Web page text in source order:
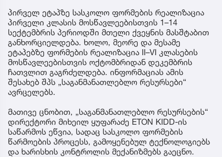
პირველ ეტაპზე სასკოლო ფორმების რეალიზაცია
პირველი კლასის მოსწავლეებისთვის 1–14
სექტემბრის პერიოდში მთელი ქვეყნის მასშტაბით
განხორციელდება. ხოლო, მეორე და მესამე
ეტაპებზე ფორმების რეალიზაცია II–VI კლასების
მოსწავლეებისთვის ოქტომბრიდან დეკემბრის
ჩათვლით გაგრძელდება. ინფორმაციას ამის
შესახებ შპს „საგანმანათლებლო რესურსები“
ავრცელებს.
მათივე ცნობით, „საგანმანათლებლო რესურსების“
დირექტორი მიხეილ ყუფარაძე ETON KIDD-ის
საწარმოს ეწვია, სადაც სასკოლო ფორმების
წარმოების პროცესს, გამოყენებულ ტექნოლოგიებს
და ხარისხის კონტროლის მექანიზმებს გაეცნო.